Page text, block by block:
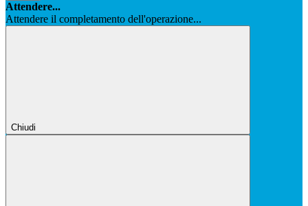
Attendere...
Attendere il completamento dell'operazione...
Chiudi